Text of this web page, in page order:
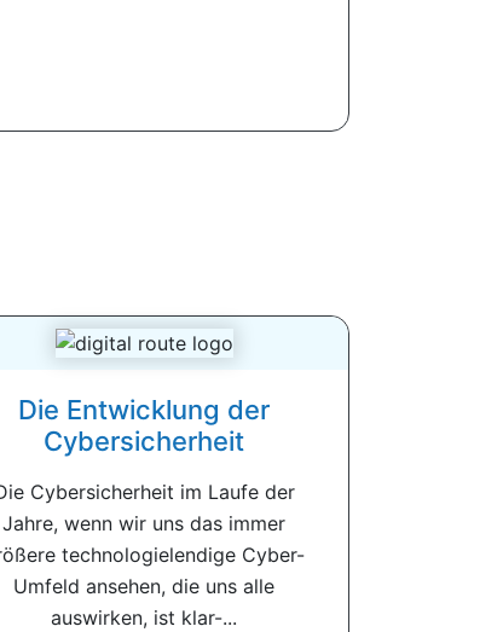
Die Entwicklung der
Cybersicherheit
Cybersicherheit im Laufe der
Jahre, wenn wir uns das immer
technologielendige Cyber-
Umfeld ansehen, die uns alle
auswirken, ist klar-...